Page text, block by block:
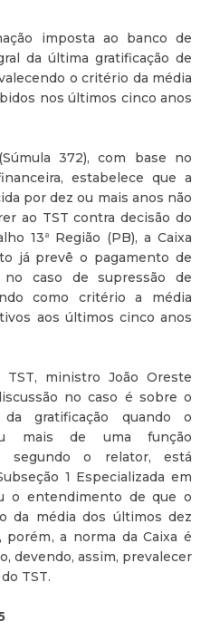
imposta ao banco de
da última gratificação de
o critério da média
nos últimos cinco anos
372), com base no
estabelece que a
por dez ou mais anos não
ao TST contra decisão do
13ª Região (PB), a Caixa
já prevê o pagamento de
no caso de supressão de
como critério a média
aos últimos cinco anos
ministro João Oreste
no caso é sobre o
gratificação quando o
mais de uma função
segundo o relator, está
1 Especializada em
o entendimento de que o
da média dos últimos dez
porém, a norma da Caixa é
devendo, assim, prevalecer
TST.